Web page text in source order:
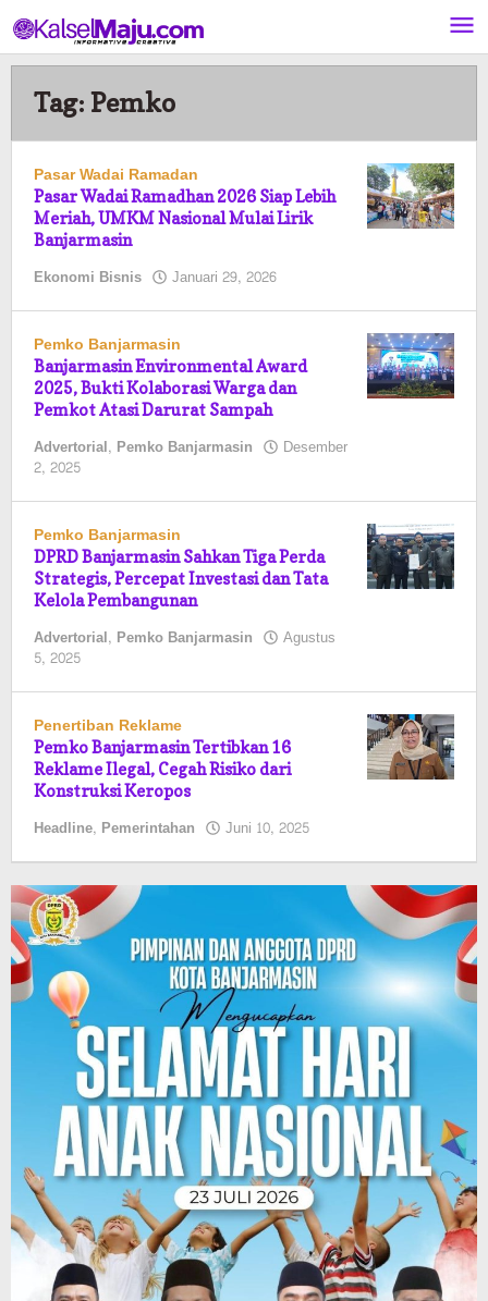
ke
konten
Tag: Pemko
Pasar Wadai Ramadan
Pasar Wadai Ramadhan 2026 Siap Lebih
Meriah, UMKM Nasional Mulai Lirik
Banjarmasin
Ekonomi Bisnis Januari 29, 2026
Pemko Banjarmasin
Banjarmasin Environmental Award
2025, Bukti Kolaborasi Warga dan
Pemkot Atasi Darurat Sampah
Advertorial, Pemko Banjarmasin Desember
2, 2025
Pemko Banjarmasin
DPRD Banjarmasin Sahkan Tiga Perda
Strategis, Percepat Investasi dan Tata
Kelola Pembangunan
Advertorial, Pemko Banjarmasin Agustus
5, 2025
Penertiban Reklame
Pemko Banjarmasin Tertibkan 16
Reklame Ilegal, Cegah Risiko dari
Konstruksi Keropos
Headline, Pemerintahan Juni 10, 2025